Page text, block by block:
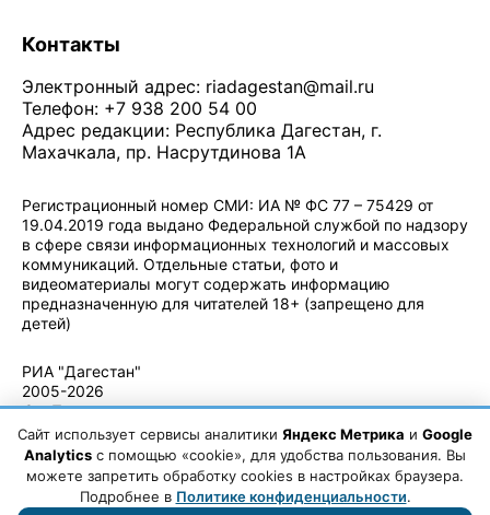
Контакты
Электронный адрес: riadagestan@mail.ru
Телефон: +7 938 200 54 00
Адрес редакции: Республика Дагестан, г.
Махачкала, пр. Насрутдинова 1А
Регистрационный номер СМИ: ИА № ФС 77 – 75429 от
19.04.2019 года выдано Федеральной службой по надзору
в сфере связи информационных технологий и массовых
коммуникаций. Отдельные статьи, фото и
видеоматериалы могут содержать информацию
предназначенную для читателей 18+ (запрещено для
детей)
РИА "Дагестан"
2005-2026
© - Правила
использования
материалов.
Авторские
Сайт использует сервисы аналитики Яндекс Метрика и Google
Analytics с помощью «cookie», для удобства пользования. Вы
можете запретить обработку cookies в настройках браузера.
Подробнее в Политике конфиденциальности.